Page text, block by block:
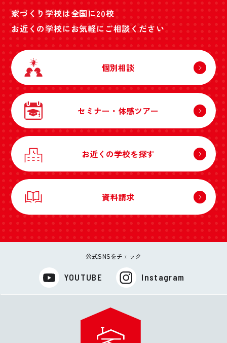
家づくり学校は全国に20校
お近くの学校にお気軽にご相談ください
個別相談
セミナー・体感ツアー
お近くの学校を探す
資料請求
公式SNSをチェック
YOUTUBE Instagram